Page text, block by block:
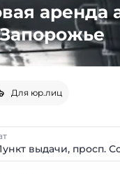
аренда
Для юр.лиц